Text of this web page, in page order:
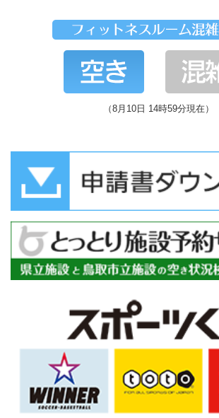
（8月10日 14時59分現在）